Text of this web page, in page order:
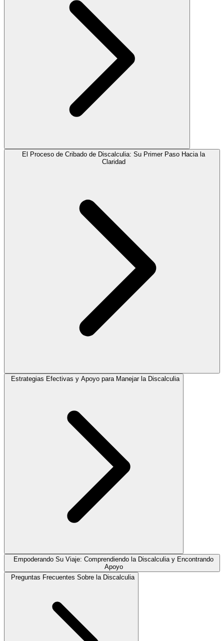
El Proceso de Cribado de Discalculia: Su Primer Paso Hacia la
Claridad
Estrategias Efectivas y Apoyo para Manejar la Discalculia
Empoderando Su Viaje: Comprendiendo la Discalculia y Encontrando
Apoyo
Preguntas Frecuentes Sobre la Discalculia